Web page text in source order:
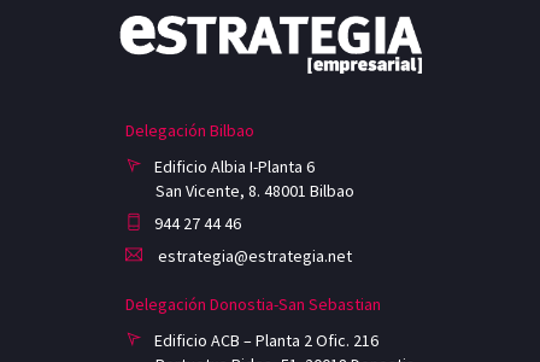
Delegación Bilbao
Edificio Albia I-Planta 6
San Vicente, 8. 48001 Bilbao
944 27 44 46
estrategia@estrategia.net
Delegación Donostia-San Sebastian
Edificio ACB – Planta 2 Ofic. 216